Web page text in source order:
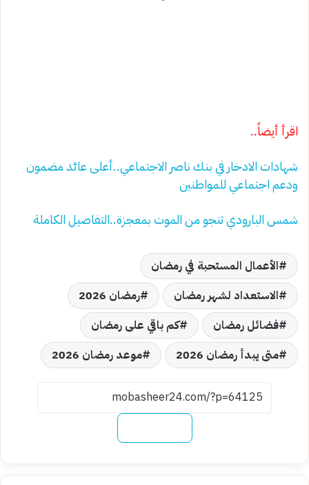
اقرأ أيضاً..
شهادات الادخار في بنك ناصر الاجتماعي..أعلى عائد مضمون
ودعم اجتماعي للمواطنين
شمس البارودي تنجو من الموت بمعجزة..التفاصيل الكاملة
الأعمال المستحبة في رمضان
الاستعداد لشهر رمضان
رمضان 2026
فضائل رمضان
كم باقي على رمضان
متى يبدأ رمضان 2026
موعد رمضان 2026